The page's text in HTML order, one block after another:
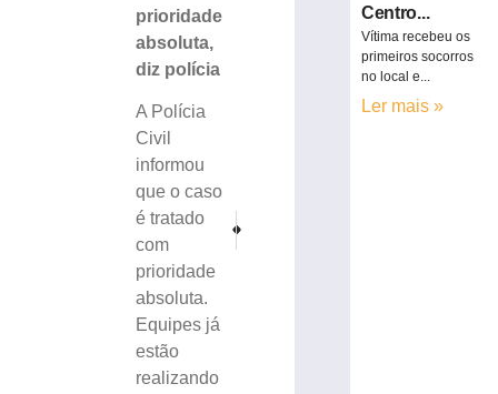
prioridade
absoluta,
diz polícia
A Polícia
Civil
informou
que o caso
é tratado
com
prioridade
absoluta.
Equipes já
estão
realizando
Centro...
Vítima recebeu os
primeiros socorros
no local e...
Ler mais »